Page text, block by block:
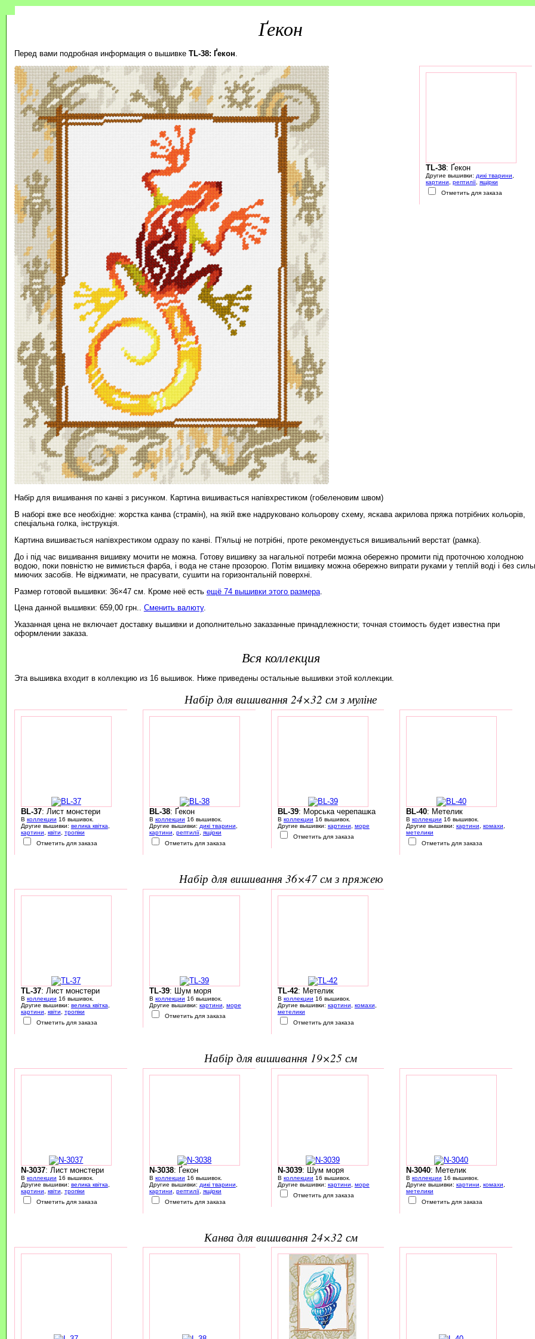
Ґекон
Перед вами подробная информация о вышивке TL-38: Ґекон
TL-38: Ґекон
Другие вышивки: дикі тварини
картини
рептилії ящірки
Отметить для заказа
Набір для вишивання по канві з рисунком. Картина вишивається напівхрестиком (гобеленовим швом)
В наборі вже все необхідне: жорстка канва (страмін), на якій вже надруковано кольорову схему, яскава акрилова пряжа потрібних кольорів,
спеціальна голка, інструкція.
Картина вишивається напівхрестиком одразу по канві. П’яльці не потрібні, проте рекомендується вишивальний верстат (рамка).
До і під час вишивання вишивку мочити не можна. Готову вишивку за нагальної потреби можна обережно промити під проточною холодною
водою, поки повністю не вимиється фарба, і вода не стане прозорою. Потім вишивку можна обережно випрати руками у теплій воді і без
миючих засобів. Не віджимати, не прасувати, сушити на горизонтальній поверхні.
Размер готовой вышивки: 36×47 см. Кроме неё есть ещё 74 вышивки этого размера.
Цена данной вышивки: 659,00 грн.. Сменить валюту.
Указанная цена не включает доставку вышивки и дополнительно заказанные принадлежности; точная стоимость будет известна при
оформлении заказа.
Вся коллекция
Эта вышивка входит в коллекцию из 16 вышивок. Ниже приведены остальные вышивки этой коллекции.
набір для вишивання 24×32 см з муліне
BL-37: Лист монстери
В коллекции 16 вышивок.
Другие вышивки: велика квітка
картини
квіти
тропіки
Отметить для заказа
BL-38: Ґекон
В коллекции 16 вышивок.
Другие вышивки: дикі тварини
картини
рептилії, ящірки
Отметить для заказа
BL-39: Морська черепашка
В коллекции 16 вышивок.
Другие вышивки: картини
море
Отметить для заказа
BL-40: Метелик
В коллекции 16 вышивок.
Другие вышивки: картини комахи
метелики
Отметить для заказа
набір для вишивання 36×47 см з пряжею
TL-37: Лист монстери
В коллекции 16 вышивок.
Другие вышивки: велика квітка
картини
квіти
тропіки
Отметить для заказа
TL-39: Шум моря
В коллекции 16 вышивок.
Другие вышивки: картини
море
Отметить для заказа
TL-42: Метелик
В коллекции 16 вышивок.
Другие вышивки: картини комахи
метелики
Отметить для заказа
набір для вишивання 19×25 см
N-3037: Лист монстери
В коллекции 16 вышивок.
Другие вышивки: велика квітка
картини
квіти
тропіки
Отметить для заказа
N-3038: Ґекон
В коллекции 16 вышивок.
Другие вышивки: дикі тварини
картини
рептилії, ящірки
Отметить для заказа
N-3039: Шум моря
В коллекции 16 вышивок.
Другие вышивки: картини
море
Отметить для заказа
N-3040: Метелик
В коллекции 16 вышивок.
Другие вышивки: картини комахи
метелики
Отметить для заказа
канва для вишивання 24×32 см